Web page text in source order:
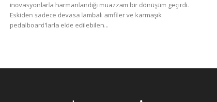
inovasyonlarla harmanlandığı muazzam bir dönüşüm geçirdi.
Eskiden sadece devasa lambalı amfiler ve karmaşık
pedalboard'larla elde edilebilen...